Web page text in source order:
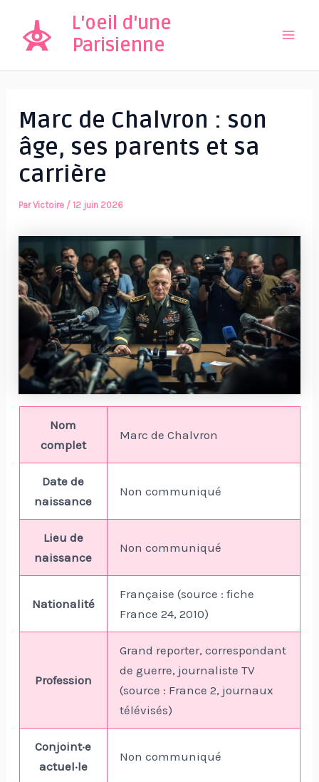
contenu
L'oeil d'une
Parisienne
Marc de Chalvron : son
âge, ses parents et sa
carrière
ParVictoire /12 juin 2026
Nom
complet
Marc de Chalvron
Date de
naissance
Non communiqué
Lieu de
naissance
Non communiqué
Nationalité
Française (source : fiche
France 24, 2010)
Profession
Grand reporter, correspondant
de guerre, journaliste TV
(source : France 2, journaux
télévisés)
Conjoint·e
actuel·le
Non communiqué